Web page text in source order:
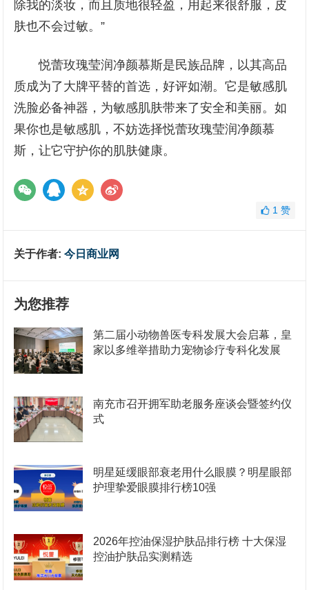
除我的淡妆，而且质地很轻盈，用起来很舒服，皮
肤也不会过敏。”
悦蕾玫瑰莹润净颜慕斯是民族品牌，以其高品
质成为了大牌平替的首选，好评如潮。它是敏感肌
洗脸必备神器，为敏感肌肤带来了安全和美丽。如
果你也是敏感肌，不妨选择悦蕾玫瑰莹润净颜慕
斯，让它守护你的肌肤健康。
1 赞
关于作者:今日商业网
为您推荐
第二届小动物兽医专科发展大会启幕，皇
家以多维举措助力宠物诊疗专科化发展
南充市召开拥军助老服务座谈会暨签约仪
式
明星延缓眼部衰老用什么眼膜？明星眼部
护理挚爱眼膜排行榜10强
2026年控油保湿护肤品排行榜 十大保湿
控油护肤品实测精选